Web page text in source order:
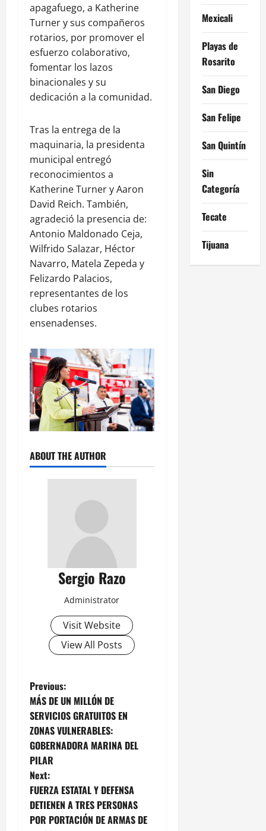
apagafuego, a Katherine
Turner y sus compañeros
rotarios, por promover el
esfuerzo colaborativo,
fomentar los lazos
binacionales y su
dedicación a la comunidad.
Tras la entrega de la
maquinaria, la presidenta
municipal entregó
reconocimientos a
Katherine Turner y Aaron
David Reich. También,
agradeció la presencia de:
Antonio Maldonado Ceja,
Wilfrido Salazar, Héctor
Navarro, Matela Zepeda y
Felizardo Palacios,
representantes de los
clubes rotarios
ensenadenses.
ABOUT THE AUTHOR
Sergio Razo
Administrator
Visit Website
View All Posts
P
o
s
t
n
a
Previous:
MÁS DE UN MILLÓN DE
SERVICIOS GRATUITOS EN
ZONAS VULNERABLES:
GOBERNADORA MARINA DEL
PILAR
Next:
FUERZA ESTATAL Y DEFENSA
DETIENEN A TRES PERSONAS
POR PORTACIÓN DE ARMAS DE
Mexicali
Playas de
Rosarito
San Diego
San Felipe
San Quintín
Sin
Categoría
Tecate
Tijuana